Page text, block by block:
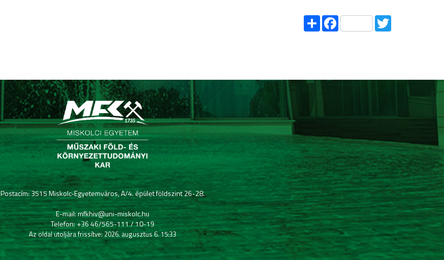
ShareFacebook
Postacím: 3515 Miskolc-Egyetemváros, A/4. épület földszint 26-28.
E-mail: mfkhiv@uni-miskolc.hu
Telefon: +36 46/565-111 / 10-19
Az oldal utoljára frissítve: 2026. augusztus 6. 15:33